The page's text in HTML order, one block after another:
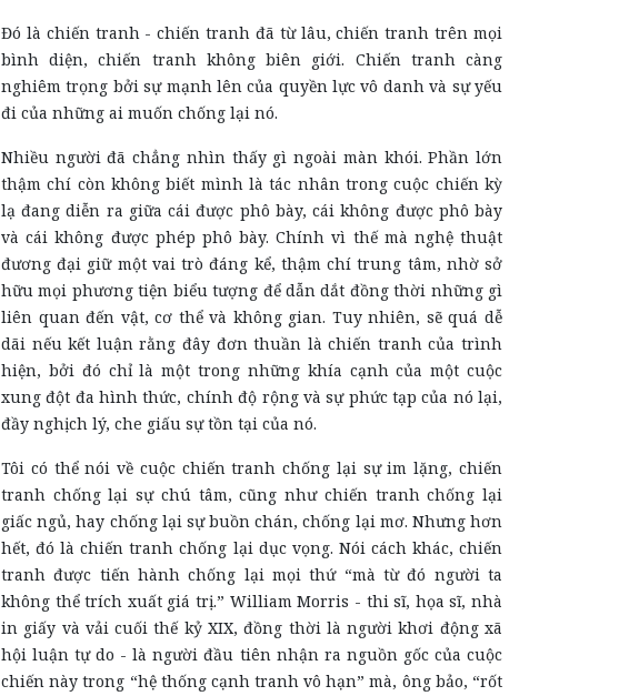
Đó là chiến tranh - chiến tranh đã từ lâu, chiến tranh trên mọi
bình diện, chiến tranh không biên giới. Chiến tranh càng
nghiêm trọng bởi sự mạnh lên của quyền lực vô danh và sự yếu
đi của những ai muốn chống lại nó.
Nhiều người đã chẳng nhìn thấy gì ngoài màn khói. Phần lớn
thậm chí còn không biết mình là tác nhân trong cuộc chiến kỳ
lạ đang diễn ra giữa cái được phô bày, cái không được phô bày
và cái không được phép phô bày. Chính vì thế mà nghệ thuật
đương đại giữ một vai trò đáng kể, thậm chí trung tâm, nhờ sở
hữu mọi phương tiện biểu tượng để dẫn dắt đồng thời những gì
liên quan đến vật, cơ thể và không gian. Tuy nhiên, sẽ quá dễ
dãi nếu kết luận rằng đây đơn thuần là chiến tranh của trình
hiện, bởi đó chỉ là một trong những khía cạnh của một cuộc
xung đột đa hình thức, chính độ rộng và sự phức tạp của nó lại,
đầy nghịch lý, che giấu sự tồn tại của nó.
Tôi có thể nói về cuộc chiến tranh chống lại sự im lặng, chiến
tranh chống lại sự chú tâm, cũng như chiến tranh chống lại
giấc ngủ, hay chống lại sự buồn chán, chống lại mơ. Nhưng hơn
hết, đó là chiến tranh chống lại dục vọng. Nói cách khác, chiến
tranh được tiến hành chống lại mọi thứ “mà từ đó người ta
không thể trích xuất giá trị.” William Morris - thi sĩ, họa sĩ, nhà
in giấy và vải cuối thế kỷ XIX, đồng thời là người khơi động xã
hội luận tự do - là người đầu tiên nhận ra nguồn gốc của cuộc
chiến này trong “hệ thống cạnh tranh vô hạn” mà, ông bảo, “rốt